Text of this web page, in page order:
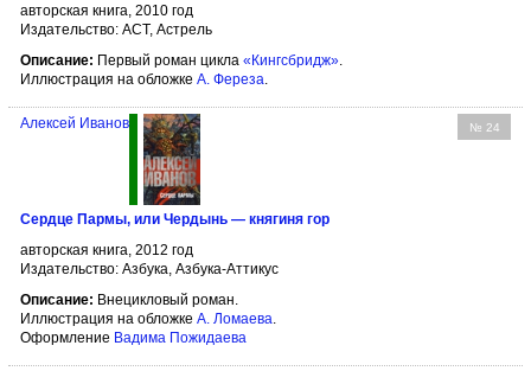
авторская книга, 2010 год
Издательство: АСТ, Астрель
Описание: Первый роман цикла «Кингсбридж»
Иллюстрация на обложке А. Фереза
№ 24
Алексей Иванов
Сердце Пармы, или Чердынь — княгиня гор
авторская книга, 2012 год
Издательство: Азбука, Азбука-Аттикус
Описание: Внецикловый роман.
Иллюстрация на обложке А. Ломаева.
Оформление Вадима Пожидаева